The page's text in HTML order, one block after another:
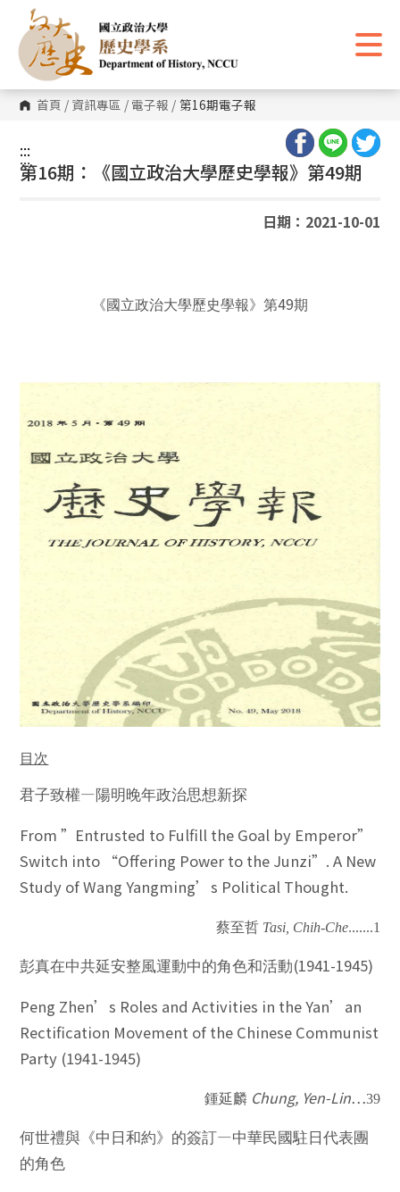
主
要
內
區
塊 首頁 / 資訊專區 / 電子報 / 第16期電子報
:::
:::
第16期：《國立政治大學歷史學報》第49期
日期：2021-10-01
《國立政治大學歷史學報》第49期
目次
君子致權—陽明晚年政治思想新探
From ”Entrusted to Fulfill the Goal by Emperor”
Switch into “Offering Power to the Junzi”. A New
Study of Wang Yangming’s Political Thought.
蔡至哲 Tasi, Chih-Che.......1
彭真在中共延安整風運動中的角色和活動(1941-1945)
Peng Zhen’s Roles and Activities in the Yan’an
Rectification Movement of the Chinese Communist
Party (1941-1945)
鍾延麟 Chung, Yen-Lin…39
何世禮與《中日和約》的簽訂—中華民國駐日代表團
的角色